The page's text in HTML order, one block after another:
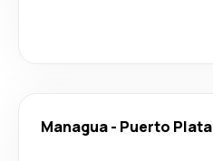
Managua- Puerto Plata